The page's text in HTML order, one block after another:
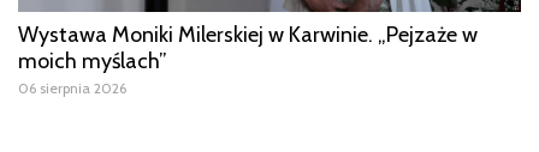
Wystawa Moniki Milerskiej w Karwinie. „Pejzaże w
moich myślach”
06 sierpnia 2026